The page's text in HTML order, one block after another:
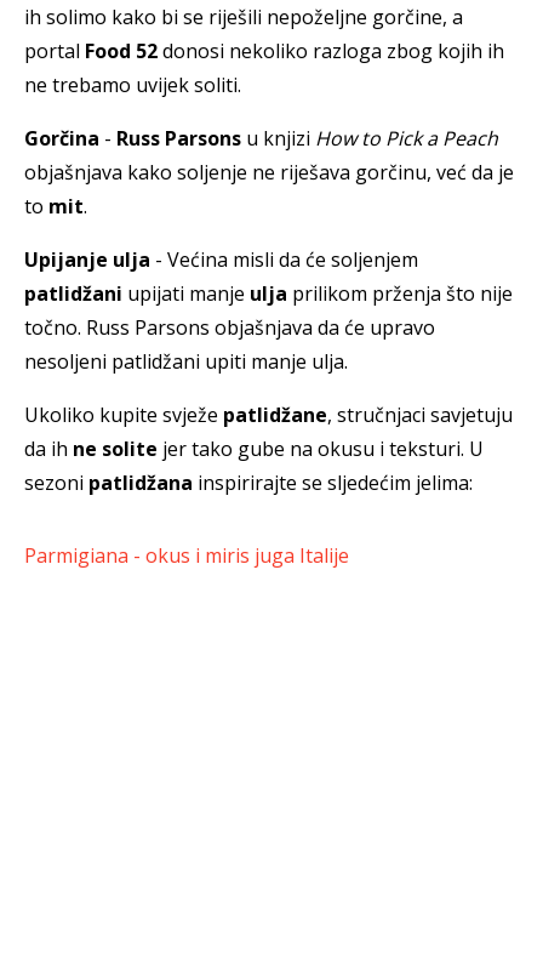
ih solimo kako bi se riješili nepoželjne gorčine, a
portal Food 52donosi nekoliko razloga zbog kojih ih
ne trebamo uvijek soliti.
Gorčina - Russ Parsons u knjizi How to Pick a Peach
objašnjava kako soljenje ne riješava gorčinu, već da je
to mit.
Upijanje ulja - Većina misli da će soljenjem
patlidžani upijati manje ulja prilikom prženja što nije
točno. Russ Parsons objašnjava da će upravo
nesoljeni patlidžani upiti manje ulja.
Ukoliko kupite svježe patlidžane, stručnjaci savjetuju
da ih ne solite jer tako gube na okusu i teksturi. U
sezoni patlidžana inspirirajte se sljedećim jelima:
Parmigiana - okus i miris juga Italije